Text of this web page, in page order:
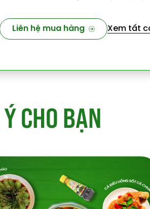
Liên hệ mua hàng Xem tất
ÝCHOBẠN